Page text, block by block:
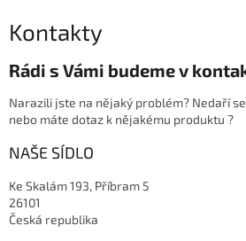
Kontakty
Rádi s Vámi budeme v
Narazili jste na nějaký problém? Nedaří
nebo máte dotaz k nějakému produktu ?
NAŠE SÍDLO
Ke Skalám 193, Příbram 5
26101
Česká republika